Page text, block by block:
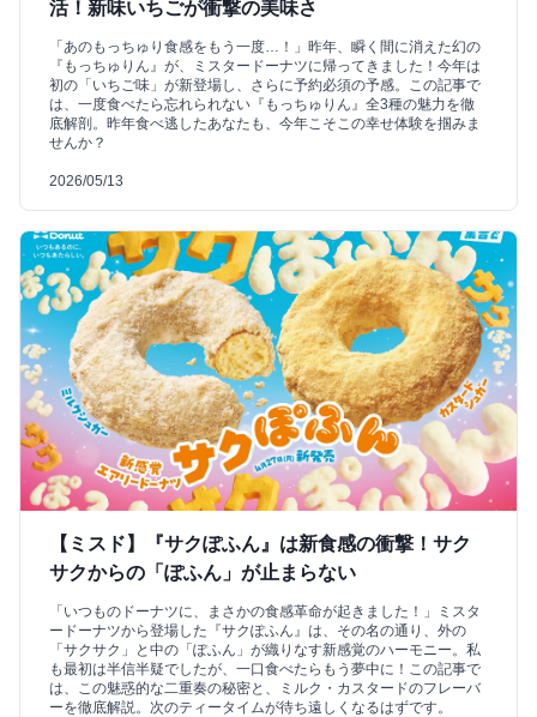
活！新味いちごが衝撃の美味さ
「あのもっちゅり食感をもう一度…！」昨年、瞬く間に消えた幻の
『もっちゅりん』が、ミスタードーナツに帰ってきました！今年は
初の「いちご味」が新登場し、さらに予約必須の予感。この記事で
は、一度食べたら忘れられない『もっちゅりん』全3種の魅力を徹
底解剖。昨年食べ逃したあなたも、今年こそこの幸せ体験を掴みま
せんか？
2026/05/13
【ミスド】『サクぽふん』は新食感の衝撃！サク
サクからの「ぽふん」が止まらない
「いつものドーナツに、まさかの食感革命が起きました！」ミスタ
ードーナツから登場した『サクぽふん』は、その名の通り、外の
「サクサク」と中の「ぽふん」が織りなす新感覚のハーモニー。私
も最初は半信半疑でしたが、一口食べたらもう夢中に！この記事で
は、この魅惑的な二重奏の秘密と、ミルク・カスタードのフレーバ
ーを徹底解説。次のティータイムが待ち遠しくなるはずです。